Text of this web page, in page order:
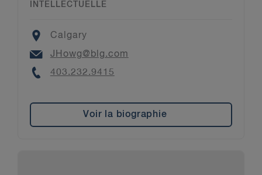
INTELLECTUELLE
Location
Calgary
Email
JHowg@blg.com
Phone
403.232.9415
Voir la biographie